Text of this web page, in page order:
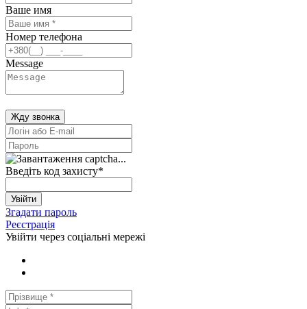
Ваше имя
Номер телефона
Message
Жду звонка
Введіть код захисту*
Увійти
Згадати пароль
Реєстрація
Увійти через соціальні мережі